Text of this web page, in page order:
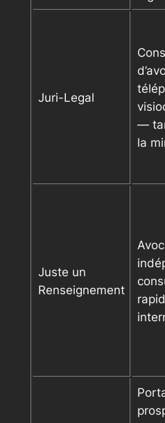
Juri-Legal
—
la
Juste un
Renseignement